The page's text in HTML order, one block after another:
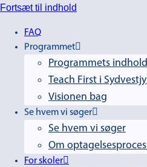
Fortsæt til indhold
FAQ
Programmet
Programmets indhold
Teach First i
Visionen bag
Se hvem vi søger
Se hvem vi søger
Om
For skoler